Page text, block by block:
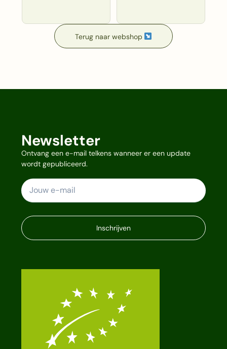
Terug naar webshop
Newsletter
Ontvang een e-mail telkens wanneer er een update
wordt gepubliceerd.
Inschrijven